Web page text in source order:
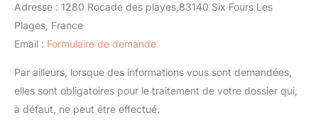
Adresse : 1280 Rocade des playes,83140 Six Fours Les
Plages, France
Email : Formulaire de demande
Par ailleurs, lorsque des informations vous sont demandées,
elles sont obligatoires pour le traitement de votre dossier qui,
à défaut, ne peut être effectué.